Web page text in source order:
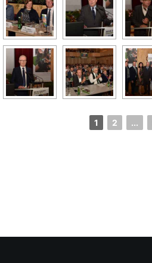
1 2 ...